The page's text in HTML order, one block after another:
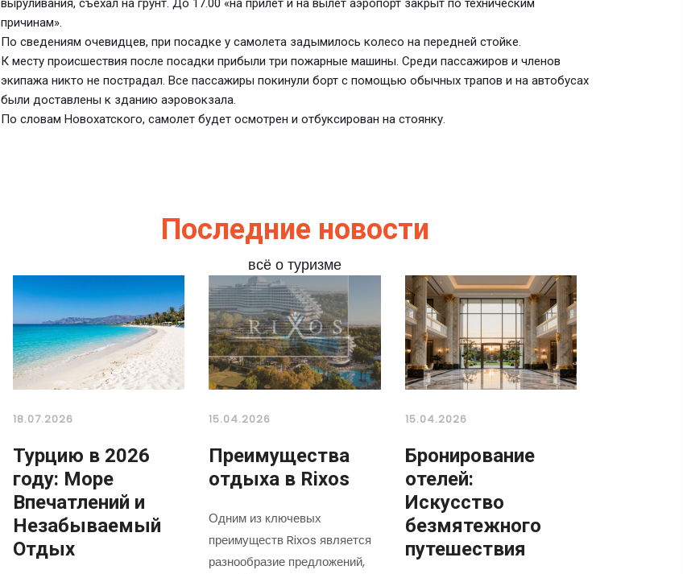
выруливания, съехал на грунт. До 17.00 «на прилет и на вылет аэропорт закрыт по техническим
причинам».
По сведениям очевидцев, при посадке у самолета задымилось колесо на передней стойке.
К месту происшествия после посадки прибыли три пожарные машины. Среди пассажиров и членов
экипажа никто не пострадал. Все пассажиры покинули борт с помощью обычных трапов и на автобусах
были доставлены к зданию аэровокзала.
По словам Новохатского, самолет будет осмотрен и отбуксирован на стоянку.
Последние новости
всё о туризме
18.07.2026
Турцию в 2026
году: Море
Впечатлений и
Незабываемый
Отдых
15.04.2026
Преимущества
отдыха в Rixos
Одним из ключевых
преимуществ Rixos является
разнообразие предложений,
15.04.2026
Бронирование
отелей:
Искусство
безмятежного
путешествия